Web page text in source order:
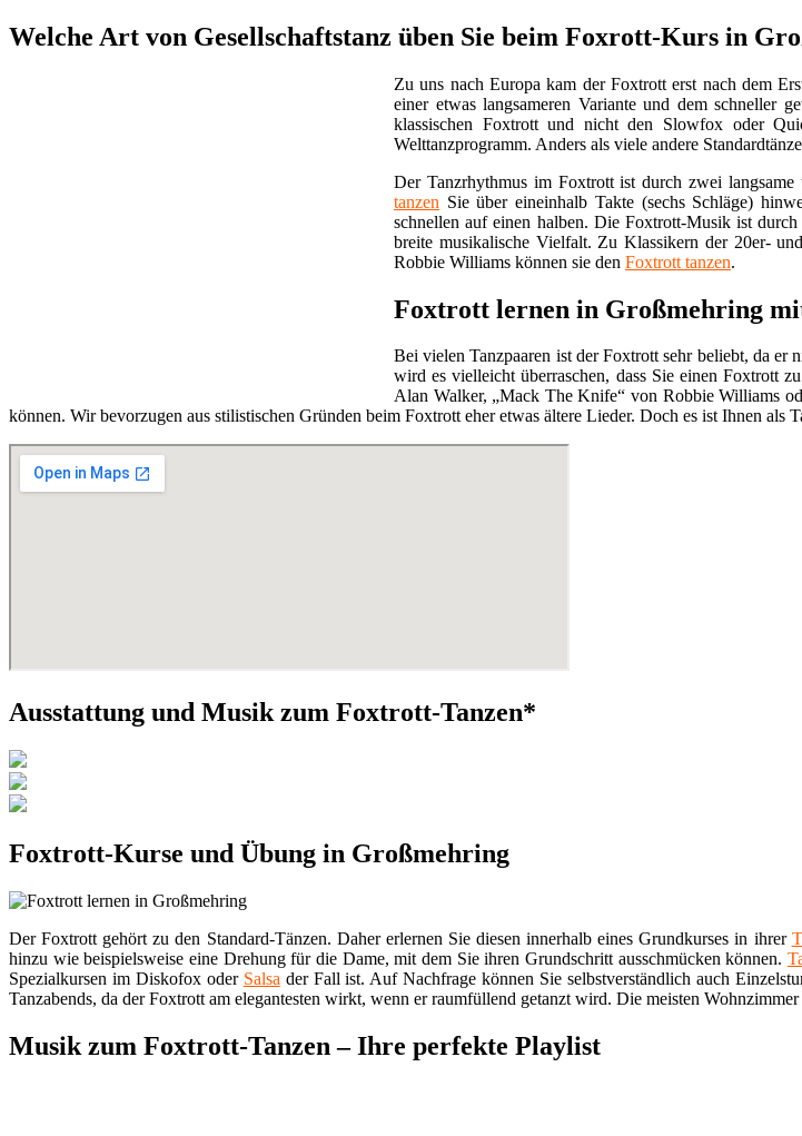
Welche Art von Gesellschaftstanz üben Sie beim Foxrott-Kurs in
Zu uns nach Europa kam der Foxtrott erst nach dem
einer etwas langsameren Variante und dem schneller
klassischen Foxtrott und nicht den Slowfox oder
Welttanzprogramm. Anders als viele andere
Der Tanzrhythmus im Foxtrott ist durch zwei
tanzen Sie über eineinhalb Takte (sechs Schläge)
schnellen auf einen halben. Die Foxtrott-Musik ist
breite musikalische Vielfalt. Zu Klassikern der 20er-
Robbie Williams können sie den Foxtrott tanzen.
Foxtrott lernen in Großmehring
Bei vielen Tanzpaaren ist der Foxtrott sehr beliebt, da er
wird es vielleicht überraschen, dass Sie einen Foxtrott
Alan Walker, „Mack The Knife“ von Robbie Williams
können. Wir bevorzugen aus stilistischen Gründen beim Foxtrott eher etwas ältere Lieder. Doch es ist Ihnen als
Ausstattung und Musik zum Foxtrott-Tanzen*
Foxtrott-Kurse und Übung in Großmehring
Der Foxtrott gehört zu den Standard-Tänzen. Daher erlernen Sie diesen innerhalb eines Grundkurses in ihrer
hinzu wie beispielsweise eine Drehung für die Dame, mit dem Sie ihren Grundschritt ausschmücken können.
Spezialkursen im Diskofox oder Salsa der Fall ist. Auf Nachfrage können Sie selbstverständlich auch
Tanzabends, da der Foxtrott am elegantesten wirkt, wenn er raumfüllend getanzt wird. Die meisten
Musik zum Foxtrott-Tanzen – Ihre perfekte Playlist